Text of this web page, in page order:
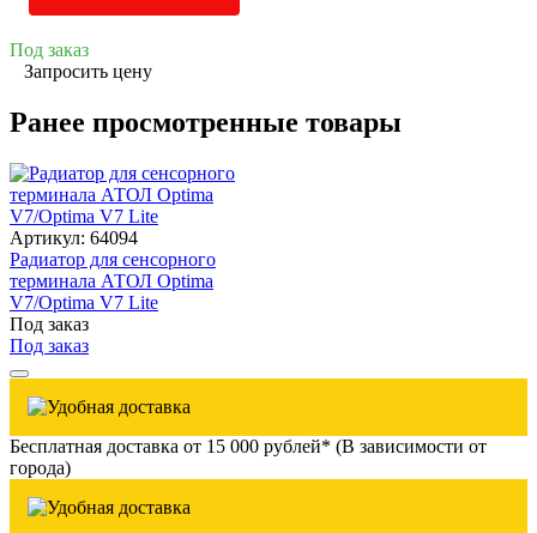
Под заказ
Запросить цену
Ранее просмотренные товары
Артикул: 64094
Радиатор для сенсорного
терминала АТОЛ Optima
V7/Optima V7 Lite
Под заказ
Под заказ
Бесплатная доставка от 15 000 рублей* (В зависимости от
города)